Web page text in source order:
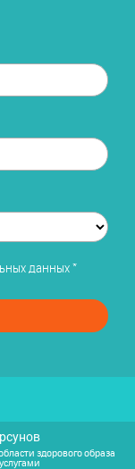
данных*
здорового образа